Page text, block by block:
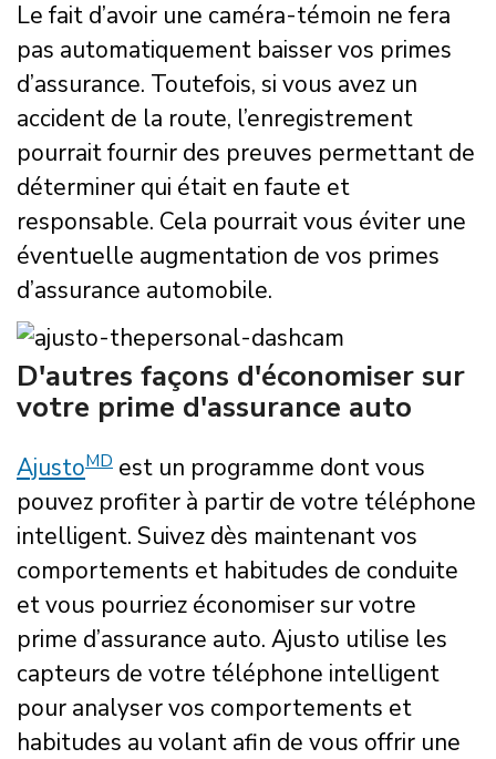
Le fait d’avoir une caméra-témoin ne fera
pas automatiquement baisser vos primes
d’assurance. Toutefois, si vous avez un
accident de la route, l’enregistrement
pourrait fournir des preuves permettant de
déterminer qui était en faute et
responsable. Cela pourrait vous éviter une
éventuelle augmentation de vos primes
d’assurance automobile.
D'autres façons d'économiser sur
votre prime d'assurance auto
AjustoMD est un programme dont vous
pouvez profiter à partir de votre téléphone
intelligent. Suivez dès maintenant vos
comportements et habitudes de conduite
et vous pourriez économiser sur votre
prime d’assurance auto. Ajusto utilise les
capteurs de votre téléphone intelligent
pour analyser vos comportements et
habitudes au volant afin de vous offrir une